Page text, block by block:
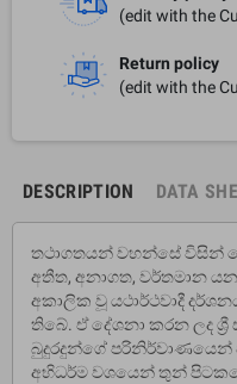
(edit with the
Return policy
(edit with the
DESCRIPTION DATA
තථාගතයන් වහන්සේ විසින්
අතීත, අනාගත, වර්තමාන
අකාලික වූ යථාර්ථවාදී
තිබේ. ඒ දේශනා කරන ලද ශ්‍රී
බුදුරදුන්ගේ පරිනිර්වාණයෙන්
අභිධර්ම වශයෙන් තුන්